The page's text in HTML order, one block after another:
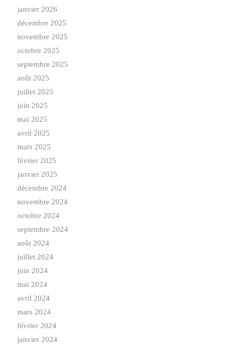
janvier 2026
décembre 2025
novembre 2025
octobre 2025
septembre 2025
août 2025
juillet 2025
juin 2025
mai 2025
avril 2025
mars 2025
février 2025
janvier 2025
décembre 2024
novembre 2024
octobre 2024
septembre 2024
août 2024
juillet 2024
juin 2024
mai 2024
avril 2024
mars 2024
février 2024
janvier 2024